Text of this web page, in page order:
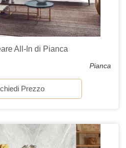
All-In di Pianca
Pianca
Prezzo